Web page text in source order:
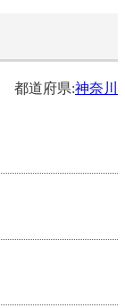
都道府県:神奈川